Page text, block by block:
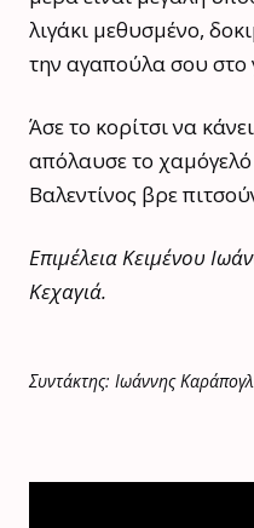
λιγάκι μεθυσμένο,
την αγαπούλα σου στο
Άσε το κορίτσι να
απόλαυσε το χαμόγελό
Βαλεντίνος βρε
Επιμέλεια Κειμένου
Κεχαγιά.
Συντάκτης: Ιωάννης